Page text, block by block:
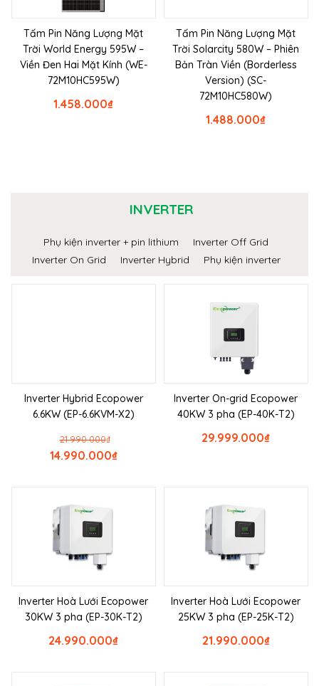
Tấm Pin Năng Lượng Mặt
Trời World Energy 595W –
Viền Đen Hai Mặt Kính (WE-
72M10HC595W)
₫
1.458.000
Tấm Pin Năng Lượng Mặt
Trời Solarcity 580W – Phiên
Bản Tràn Viền (Borderless
Version) (SC-
72M10HC580W)
₫
1.488.000
INVERTER
Phụ kiện inverter + pin lithium
Inverter Off Grid
Inverter On Grid
Inverter Hybrid Phụ kiện inverter
Inverter Hybrid Ecopower
6.6KW (EP-6.6KVM-X2)
₫
21.990.000
₫
14.990.000
Inverter On-grid Ecopower
40KW 3 pha (EP-40K-T2)
₫
29.999.000
Inverter Hoà Lưới Ecopower
30KW 3 pha (EP-30K-T2)
₫
24.990.000
Inverter Hoà Lưới Ecopower
25KW 3 pha (EP-25K-T2)
₫
21.990.000